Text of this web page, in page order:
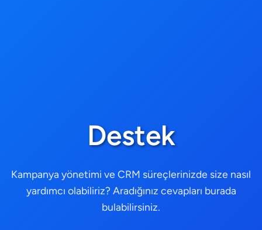
Destek
Kampanya yönetimi ve CRM süreçlerinizde size nasıl
yardımcı olabiliriz? Aradığınız cevapları burada
bulabilirsiniz.